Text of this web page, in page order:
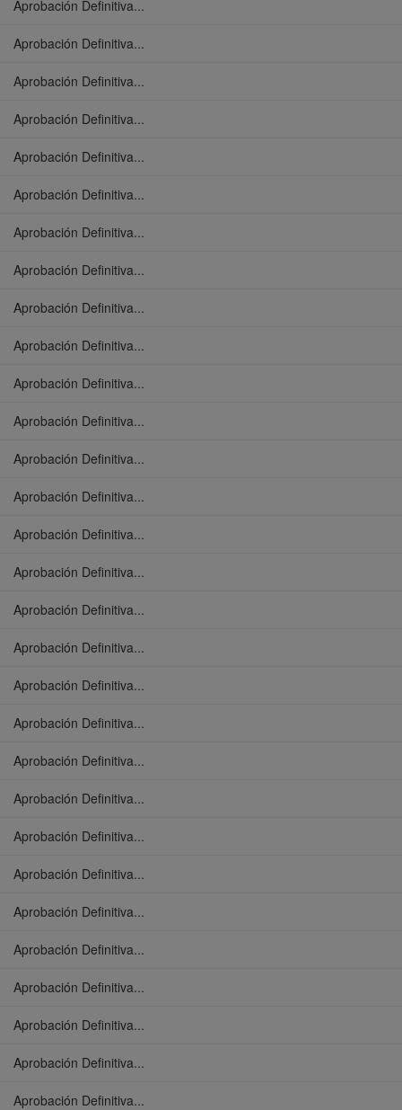
Aprobación Definitiva...
Aprobación Definitiva...
Aprobación Definitiva...
Aprobación Definitiva...
Aprobación Definitiva...
Aprobación Definitiva...
Aprobación Definitiva...
Aprobación Definitiva...
Aprobación Definitiva...
Aprobación Definitiva...
Aprobación Definitiva...
Aprobación Definitiva...
Aprobación Definitiva...
Aprobación Definitiva...
Aprobación Definitiva...
Aprobación Definitiva...
Aprobación Definitiva...
Aprobación Definitiva...
Aprobación Definitiva...
Aprobación Definitiva...
Aprobación Definitiva...
Aprobación Definitiva...
Aprobación Definitiva...
Aprobación Definitiva...
Aprobación Definitiva...
Aprobación Definitiva...
Aprobación Definitiva...
Aprobación Definitiva...
Aprobación Definitiva...
Aprobación Definitiva...